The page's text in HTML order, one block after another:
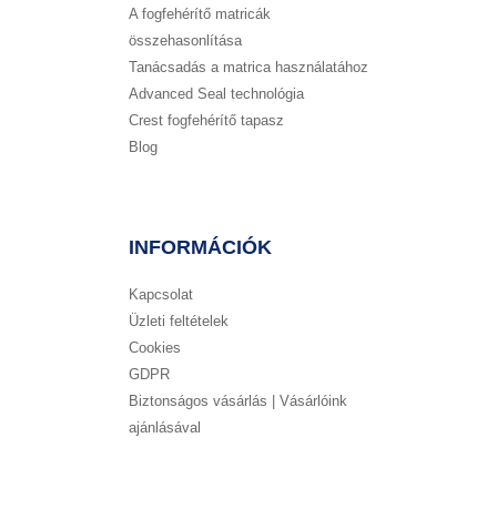
A fogfehérítő matricák
összehasonlítása
Tanácsadás a matrica használatához
Advanced Seal technológia
Crest fogfehérítő tapasz
Blog
INFORMÁCIÓK
Kapcsolat
Üzleti feltételek
Cookies
GDPR
Biztonságos vásárlás | Vásárlóink
ajánlásával